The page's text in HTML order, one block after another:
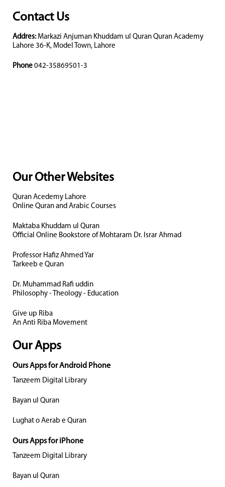
Contact Us
Addres: Markazi Anjuman Khuddam ul Quran Quran Academy
Lahore 36-K, Model Town, Lahore
Phone 042-35869501-3
Our Other Websites
Quran Acedemy Lahore
Online Quran and Arabic Courses
Maktaba Khuddam ul Quran
Official Online Bookstore of Mohtaram Dr. Israr Ahmad
Professor Hafiz Ahmed Yar
Tarkeeb e Quran
Dr. Muhammad Rafi uddin
Philosophy - Theology - Education
Give up Riba
An Anti Riba Movement
Our Apps
Ours Apps for Android Phone
Tanzeem Digital Library
Bayan ul Quran
Lughat o Aerab e Quran
Ours Apps for iPhone
Tanzeem Digital Library
Bayan ul Quran